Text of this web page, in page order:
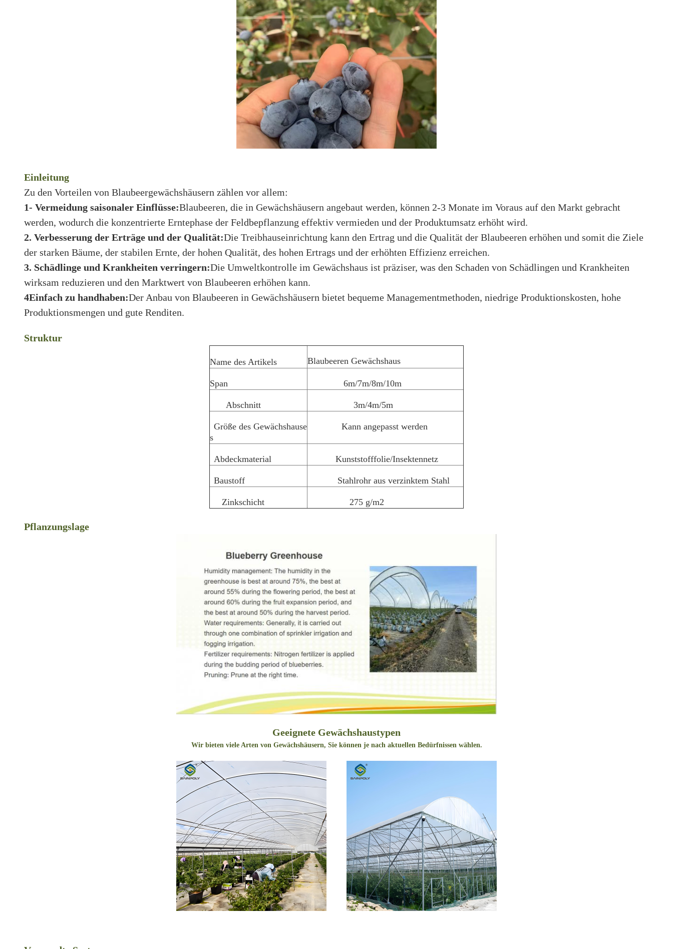
Einleitung
Zu den Vorteilen von Blaubeergewächshäusern zählen vor allem:
1- Vermeidung saisonaler Einflüsse:Blaubeeren, die in Gewächshäusern angebaut werden, können 2-3 Monate im Voraus auf den Markt gebracht
werden, wodurch die konzentrierte Erntephase der Feldbepflanzung effektiv vermieden und der Produktumsatz erhöht wird.
2. Verbesserung der Erträge und der Qualität:Die Treibhauseinrichtung kann den Ertrag und die Qualität der Blaubeeren erhöhen und somit die Ziele
der starken Bäume, der stabilen Ernte, der hohen Qualität, des hohen Ertrags und der erhöhten Effizienz erreichen.
3. Schädlinge und Krankheiten verringern:Die Umweltkontrolle im Gewächshaus ist präziser, was den Schaden von Schädlingen und Krankheiten
wirksam reduzieren und den Marktwert von Blaubeeren erhöhen kann.
4Einfach zu handhaben:Der Anbau von Blaubeeren in Gewächshäusern bietet bequeme Managementmethoden, niedrige Produktionskosten, hohe
Produktionsmengen und gute Renditen.
Struktur
Name des Artikels Blaubeeren Gewächshaus
Span 6m/7m/8m/10m
Abschnitt 3m/4m/5m
Größe des Gewächshause
s
Kann angepasst werden
Abdeckmaterial Kunststofffolie/Insektennetz
Baustoff Stahlrohr aus verzinktem Stahl
Zinkschicht 275 g/m2
Pflanzungslage
Geeignete Gewächshaustypen
Wir bieten viele Arten von Gewächshäusern, Sie können je nach aktuellen Bedürfnissen wählen.